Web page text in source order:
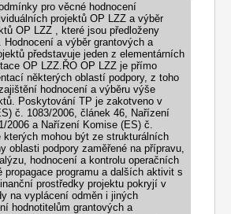
pro věcné hodnocení
projektů OP LZZ a výběr
OP LZZ , které jsou předloženy
Hodnocení a výběr grantových a
představuje jeden z elementárních
OP LZZ.ŘO OP LZZ je přímo
některých oblastí podpory, z toho
hodnocení a výběru výše
Poskytování TP je zakotveno v
č. 1083/2006, článek 46, Nařízení
2006 a Nařízení Komise (ES) č.
kterých mohou být ze strukturálních
oblasti podpory zaměřené na přípravu,
hodnocení a kontrolu operačních
propagace programu a dalších aktivit s
prostředky projektu pokryjí v
na vyplácení odměn i jiných
hodnotitelům grantových a